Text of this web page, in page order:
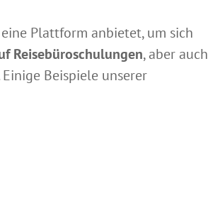
Plattform anbietet, um sich
Reisebüroschulungen, aber auch
Beispiele unserer